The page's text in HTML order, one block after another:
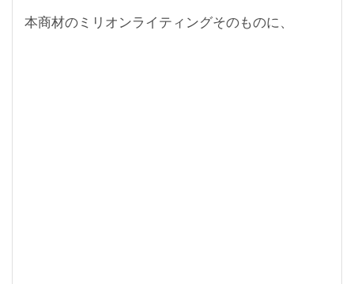
本商材のミリオンライティングそのものに、